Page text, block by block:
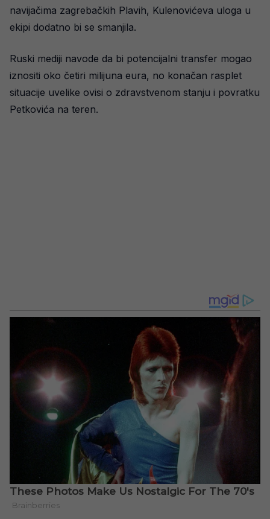
navijačima zagrebačkih Plavih, Kulenovićeva uloga u
ekipi dodatno bi se smanjila.
Ruski mediji navode da bi potencijalni transfer mogao
iznositi oko četiri milijuna eura, no konačan rasplet
situacije uvelike ovisi o zdravstvenom stanju i povratku
Petkovića na teren.